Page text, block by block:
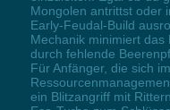
Mongolen antrittst oder
Early-Feudal-Build
Mechanik minimiert das
durch fehlende
Für Anfänger, die sich
ein Blitzangriff mit